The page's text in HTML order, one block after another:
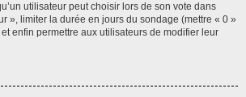
utilisateur peut choisir lors de son vote dans
», limiter la durée en jours du sondage (mettre « 0 »
enfin permettre aux utilisateurs de modifier leur